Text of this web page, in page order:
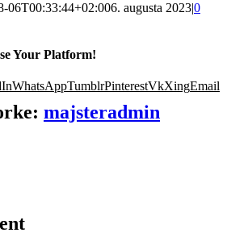
06T00:33:44+02:006. augusta 2023|0
Your Platform!
WhatsAppTumblrPinterestVkXingEmail
majsteradmin